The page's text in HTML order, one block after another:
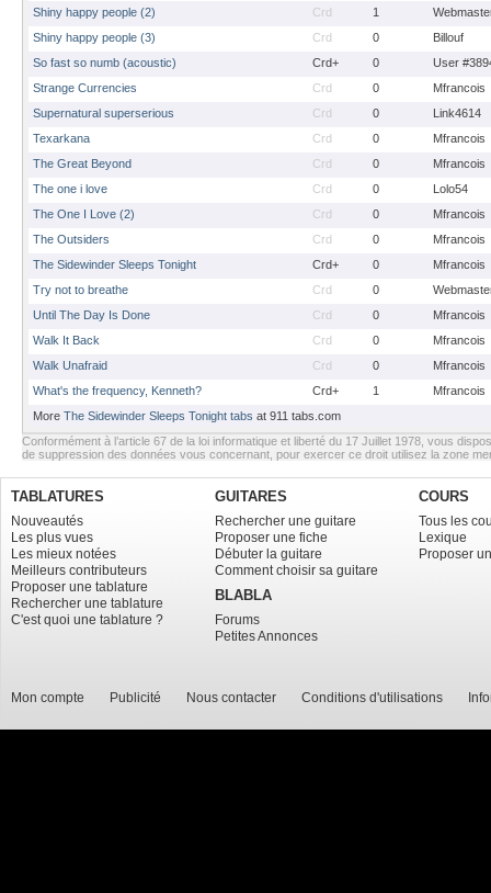
Shiny happy people (2)
Crd 1
Shiny happy people (3)
Crd 0
Billouf
So fast so numb (acoustic)
Crd+ 0
User
Strange Currencies
Crd 0
Mfrancois
Supernatural superserious
Crd 0
Link4614
Texarkana
Crd 0
Mfrancois
The Great Beyond
Crd 0
Mfrancois
The one i love
Crd 0
Lolo54
The One I Love (2)
Crd 0
Mfrancois
The Outsiders
Crd 0
Mfrancois
The Sidewinder Sleeps Tonight
Crd+ 0
Mfrancois
Try not to breathe
Crd 0
Until The Day Is Done
Crd 0
Mfrancois
Walk It Back
Crd 0
Mfrancois
Walk Unafraid
Crd 0
Mfrancois
What's the frequency, Kenneth?
Crd+ 1
Mfrancois
More The Sidewinder Sleeps Tonight tabs at 911 tabs.com
Conformément à l’article 67 de la loi informatique et liberté du 17 Juillet 1978, vous
de suppression des données vous concernant, pour exercer ce droit utilisez la zone
TABLATURES
Nouveautés
Les plus vues
Les mieux notées
Meilleurs contributeurs
Proposer une tablature
Rechercher une tablature
C'est quoi une tablature ?
GUITARES
Rechercher une guitare
Proposer une fiche
Débuter la guitare
Comment choisir sa guitare
BLABLA
Forums
Petites Annonces
COURS
Tous les
Lexique
Proposer
Mon compte Publicité Nous contacter Conditions d'utilisations